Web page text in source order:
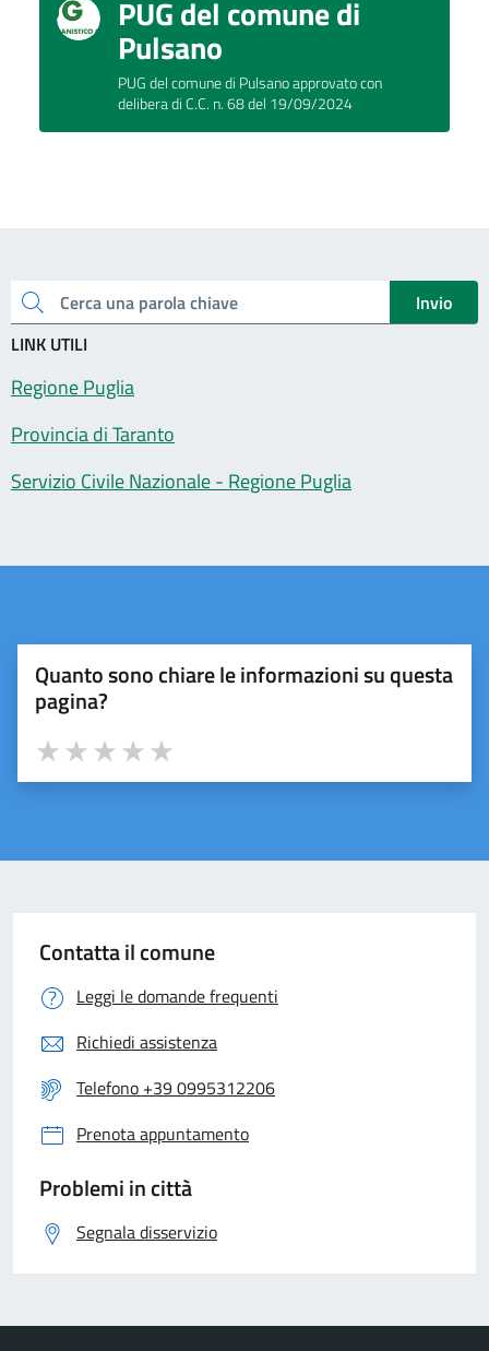
PUG del comune di
Pulsano
PUG del comune di Pulsano approvato con
delibera di C.C. n. 68 del 19/09/2024
Cerca una parola chiave
Invio
LINK UTILI
Regione Puglia
Provincia di Taranto
Servizio Civile Nazionale - Regione Puglia
Quanto sono chiare le informazioni su questa
pagina?
Valuta 5 stelle su 5
Valuta 4 stelle su 5
Valuta 3 stelle su 5
Valuta 2 stelle su 5
Valuta 1 stelle su 5
Contatta il comune
Leggi le domande frequenti
Richiedi assistenza
Telefono +39 0995312206
Prenota appuntamento
Problemi in città
Segnala disservizio